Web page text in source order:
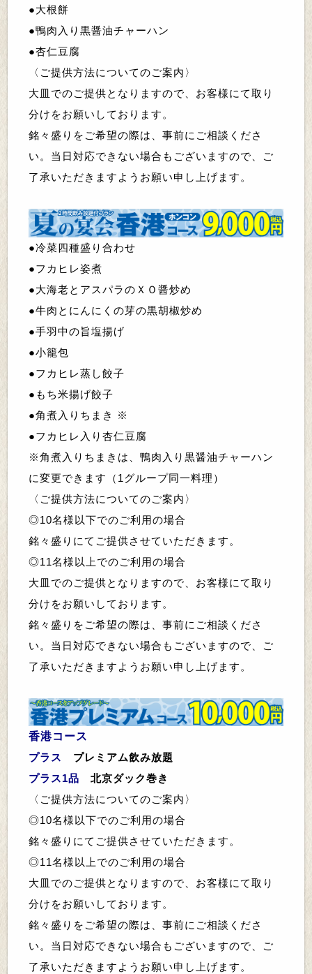
●大根餅
●鴨肉入り黒醤油チャーハン
●杏仁豆腐
〈ご提供方法についてのご案内〉
大皿でのご提供となりますので、お客様にて取り
分けをお願いしております。
銘々盛りをご希望の際は、事前にご相談くださ
い。 当日対応できない場合もございますので、ご
了承いただきますようお願い申し上げます。
●冷菜四種盛り合わせ
●フカヒレ姿煮
●大海老とアスパラのＸＯ醤炒め
●牛肉とにんにくの芽の黒胡椒炒め
●手羽中の旨塩揚げ
●小籠包
●フカヒレ蒸し餃子
● もち米揚げ餃子
●角煮入りちまき ※
●フカヒレ入り杏仁豆腐
※角煮入りちまきは、鴨肉入り黒醤油チャーハン
に変更できます
（1グループ同一料理）
〈ご提供方法についてのご案内〉
◎10名様以下でのご利用の場合
銘々盛りにてご提供させていただきます。
◎11名様以上でのご利用の場合
大皿でのご提供となりますので、お客様にて取り
分けをお願いしております。
銘々盛りをご希望の際は、事前にご相談くださ
い。当日対応できない場合もございますので、ご
了承いただきますようお願い申し上げます。
香港コース
プラス
プレミアム飲み放題
プラス1品
北京ダック巻き
〈ご提供方法についてのご案内〉
◎10名様以下でのご利用の場合
銘々盛りにてご提供させていただきます。
◎11名様以上でのご利用の場合
大皿でのご提供となりますので、お客様にて取り
分けをお願いしております。
銘々盛りをご希望の際は、事前にご相談くださ
い。当日対応できない場合もございますので、ご
了承いただきますようお願い申し上げます。